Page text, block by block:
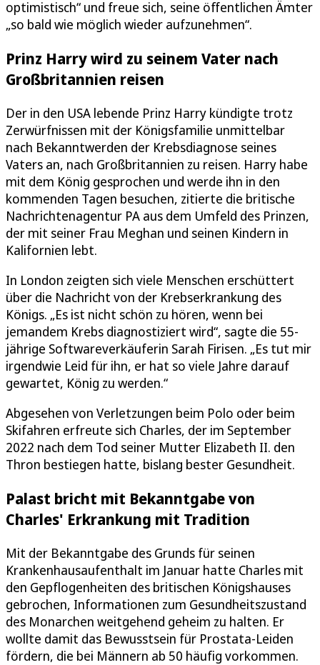
optimistisch“ und freue sich, seine öffentlichen Ämter
„so bald wie möglich wieder aufzunehmen“.
Prinz Harry wird zu seinem Vater nach
Großbritannien reisen
Der in den USA lebende Prinz Harry kündigte trotz
Zerwürfnissen mit der Königsfamilie unmittelbar
nach Bekanntwerden der Krebsdiagnose seines
Vaters an, nach Großbritannien zu reisen. Harry habe
mit dem König gesprochen und werde ihn in den
kommenden Tagen besuchen, zitierte die britische
Nachrichtenagentur PA aus dem Umfeld des Prinzen,
der mit seiner Frau Meghan und seinen Kindern in
Kalifornien lebt.
In London zeigten sich viele Menschen erschüttert
über die Nachricht von der Krebserkrankung des
Königs. „Es ist nicht schön zu hören, wenn bei
jemandem Krebs diagnostiziert wird“, sagte die 55-
jährige Softwareverkäuferin Sarah Firisen. „Es tut mir
irgendwie Leid für ihn, er hat so viele Jahre darauf
gewartet, König zu werden.“
Abgesehen von Verletzungen beim Polo oder beim
Skifahren erfreute sich Charles, der im September
2022 nach dem Tod seiner Mutter Elizabeth II. den
Thron bestiegen hatte, bislang bester Gesundheit.
Palast bricht mit Bekanntgabe von
Charles' Erkrankung mit Tradition
Mit der Bekanntgabe des Grunds für seinen
Krankenhausaufenthalt im Januar hatte Charles mit
den Gepflogenheiten des britischen Königshauses
gebrochen, Informationen zum Gesundheitszustand
des Monarchen weitgehend geheim zu halten. Er
wollte damit das Bewusstsein für Prostata-Leiden
fördern, die bei Männern ab 50 häufig vorkommen.